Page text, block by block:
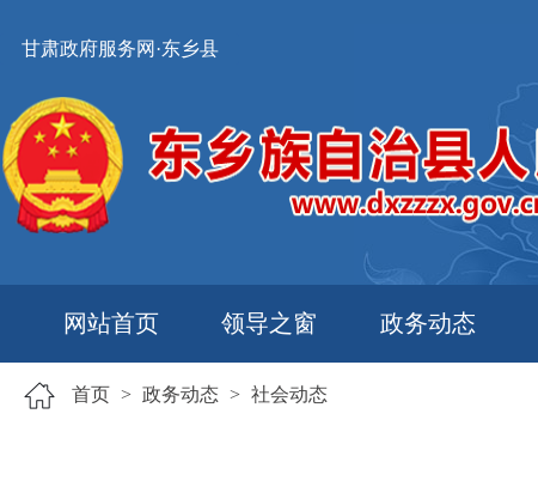
甘肃政府服务网·东乡县
网站首页 领导之窗 政务动态
首页 > 政务动态 > 社会动态